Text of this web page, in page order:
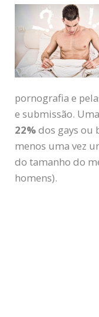
pornografia e
e submissão.
22%dos gays ou
menos uma vez
do tamanho do
homens).